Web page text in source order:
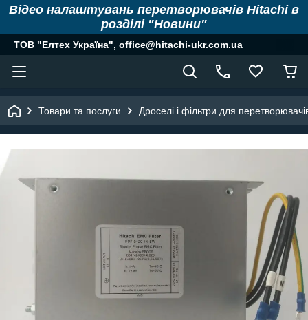
Відео налаштувань перетворювачів Hitachi в
розділі "Новини"
ТОВ "Елтех Україна", office@hitachi-ukr.com.ua
Товари та послуги Дроселі і фільтри для